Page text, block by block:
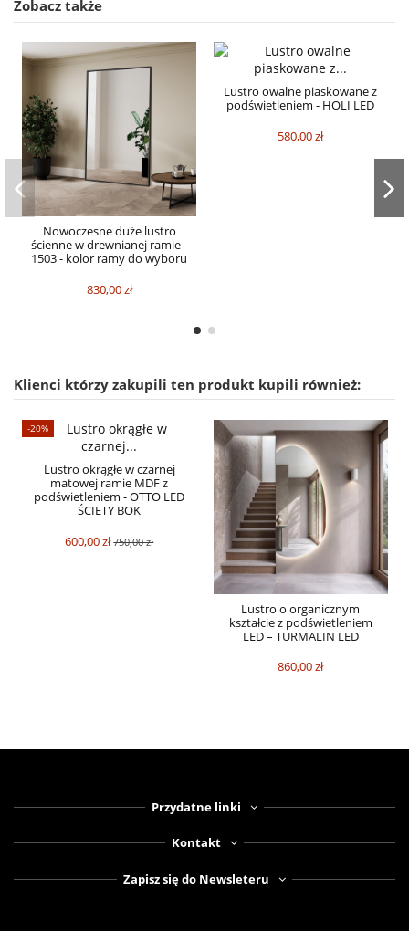
Zobacz także
Nowoczesne duże lustro
ścienne w drewnianej ramie -
1503 - kolor ramy do wyboru
830,00 zł
Lustro owalne piaskowane z
podświetleniem - HOLI LED
580,00 zł
Klienci którzy zakupili ten produkt kupili również:
-20%
Lustro okrągłe w czarnej
matowej ramie MDF z
podświetleniem - OTTO LED
ŚCIETY BOK
600,00 zł750,00 zł
Lustro o organicznym
kształcie z podświetleniem
LED – TURMALIN LED
860,00 zł
Przydatne linki
Kontakt
Zapisz się do Newsleteru